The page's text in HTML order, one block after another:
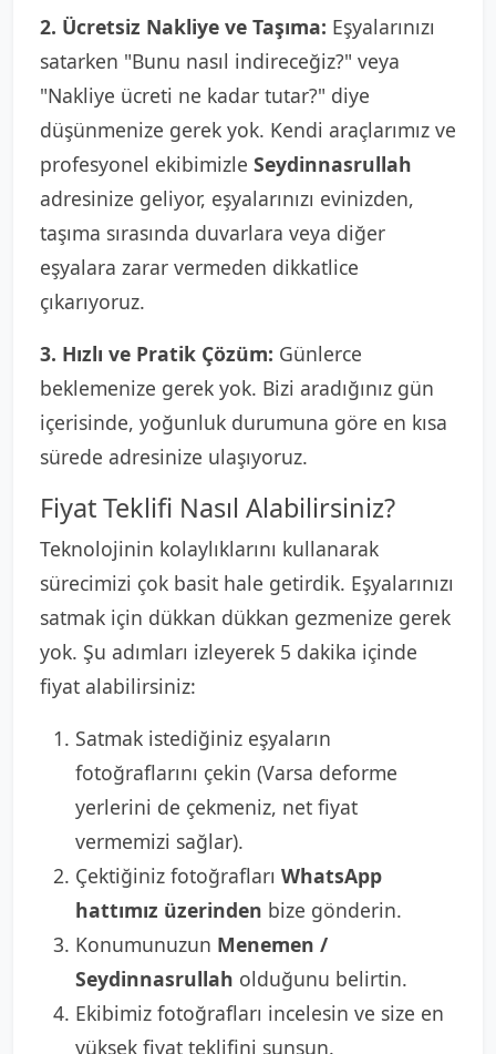
2. Ücretsiz Nakliye ve Taşıma: Eşyalarınızı
satarken "Bunu nasıl indireceğiz?" veya
"Nakliye ücreti ne kadar tutar?" diye
düşünmenize gerek yok. Kendi araçlarımız ve
profesyonel ekibimizle Seydinnasrullah
adresinize geliyor, eşyalarınızı evinizden,
taşıma sırasında duvarlara veya diğer
eşyalara zarar vermeden dikkatlice
çıkarıyoruz.
3. Hızlı ve Pratik Çözüm: Günlerce
beklemenize gerek yok. Bizi aradığınız gün
içerisinde, yoğunluk durumuna göre en kısa
sürede adresinize ulaşıyoruz.
Fiyat Teklifi Nasıl Alabilirsiniz?
Teknolojinin kolaylıklarını kullanarak
sürecimizi çok basit hale getirdik. Eşyalarınızı
satmak için dükkan dükkan gezmenize gerek
yok. Şu adımları izleyerek 5 dakika içinde
fiyat alabilirsiniz:
Satmak istediğiniz eşyaların
fotoğraflarını çekin (Varsa deforme
yerlerini de çekmeniz, net fiyat
vermemizi sağlar).
Çektiğiniz fotoğrafları WhatsApp
hattımız üzerinden bize gönderin.
Konumunuzun Menemen /
Seydinnasrullah olduğunu belirtin.
Ekibimiz fotoğrafları incelesin ve size en
yüksek fiyat teklifini sunsun.